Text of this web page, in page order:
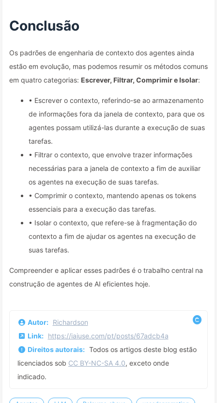
Conclusão
Os padrões de engenharia de contexto dos agentes ainda
estão em evolução, mas podemos resumir os métodos comuns
em quatro categorias: Escrever, Filtrar, Comprimir e Isolar:
• Escrever o contexto, referindo-se ao armazenamento
de informações fora da janela de contexto, para que os
agentes possam utilizá-las durante a execução de suas
tarefas.
• Filtrar o contexto, que envolve trazer informações
necessárias para a janela de contexto a fim de auxiliar
os agentes na execução de suas tarefas.
• Comprimir o contexto, mantendo apenas os tokens
essenciais para a execução das tarefas.
• Isolar o contexto, que refere-se à fragmentação do
contexto a fim de ajudar os agentes na execução de
suas tarefas.
Compreender e aplicar esses padrões é o trabalho central na
construção de agentes de AI eficientes hoje.
Autor: Richardson
Link: https://iaiuse.com/pt/posts/67adcb4a
Direitos autorais: Todos os artigos deste blog estão
licenciados sob CC BY-NC-SA 4.0, exceto onde
indicado.